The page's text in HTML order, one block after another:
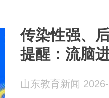
传染性强、
提醒：流脑
山东教育新闻